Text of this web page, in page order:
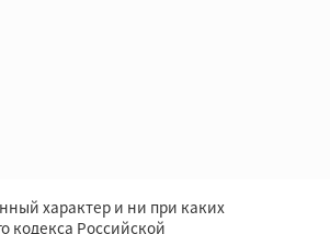
характер и ни при каких
кодекса Российской